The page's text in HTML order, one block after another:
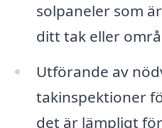
solpaneler som
ditt tak eller
Utförande av
takinspektioner
det är lämpligt